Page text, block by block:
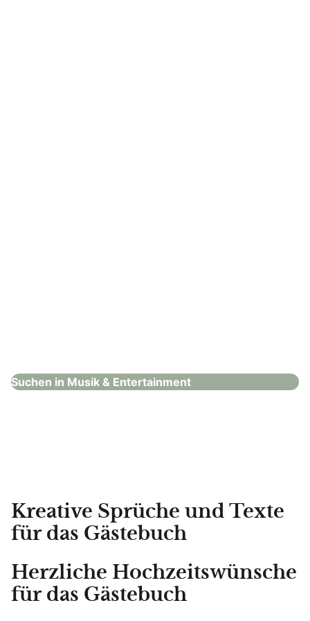
Suchen in Musik & Entertainment
Kreative Sprüche und Texte
für das Gästebuch
Herzliche Hochzeitswünsche
für das Gästebuch